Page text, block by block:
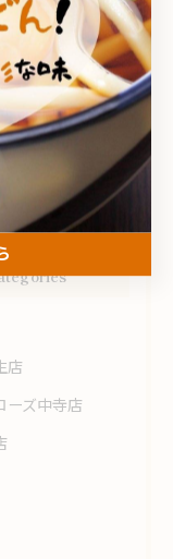
次のページ >
#安い
店
ーズ中寺店